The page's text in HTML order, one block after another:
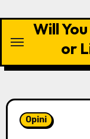
content
Will
or
Opini